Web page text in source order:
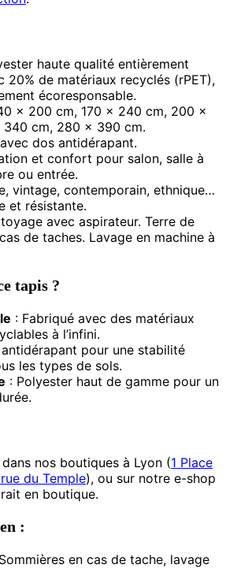
haute qualité entièrement
20% de matériaux recyclés (rPET),
écoresponsable.
x 200 cm, 170 x 240 cm, 200 x
cm, 280 x 390 cm.
dos antidérapant.
et confort pour salon, salle à
ou entrée.
vintage, contemporain, ethnique…
et résistante.
avec aspirateur. Terre de
de taches. Lavage en machine à
tapis ?
: Fabriqué avec des matériaux
à l’infini.
pour une stabilité
les types de sols.
: Polyester haut de gamme pour un
nos boutiques à Lyon (1 Place
rue du Temple), ou sur notre e-shop
en boutique.
:
en cas de tache, lavage